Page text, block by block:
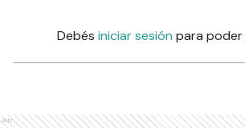
Debés iniciar sesión para
Ads